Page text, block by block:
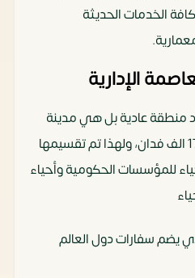
الخدمات الحديثة
الإدارية
منطقة عادية بل هي مدينة
كبرى تصل مساحتها الى 170 الف فدان، ولهذا تم تقسيمها
للمؤسسات الحكومية وأحياء
يضم سفارات دول العالم